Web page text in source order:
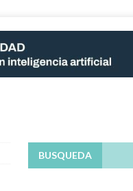
BUSQUEDA